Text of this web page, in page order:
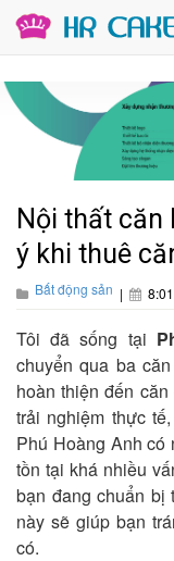
Nội thất căn
ý khi thuê
Bất động sản |
Tôi đã sống tại
chuyển qua ba
hoàn thiện đến
trải nghiệm thực
Phú Hoàng Anh
tồn tại khá nhiều
bạn đang chuẩn bị
này sẽ giúp bạn
có.